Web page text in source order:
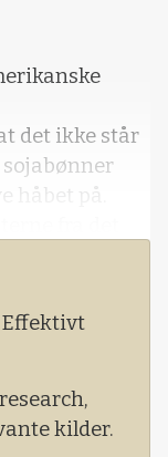
det ikke står
håbet på.
under
første
kilder.